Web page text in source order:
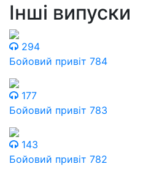
Інші випуски
294
Бойовий привіт 784
177
Бойовий привіт 783
143
Бойовий привіт 782